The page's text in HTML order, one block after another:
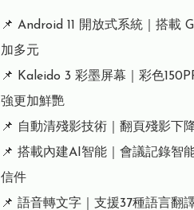
📌 Android 11 開放式系統｜搭載
加多元
📌 Kaleido 3 彩墨屏幕｜彩色
強更加鮮艷
📌 自動清殘影技術｜翻頁殘影下
📌 搭載內建AI智能｜會議記錄智
信件
📌 語音轉文字｜支援37種語言翻